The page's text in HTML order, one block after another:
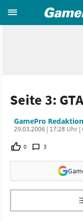
Seite 3:
GamePro Redaktion
29.03.2006 | 17:28 Uhr
0 3